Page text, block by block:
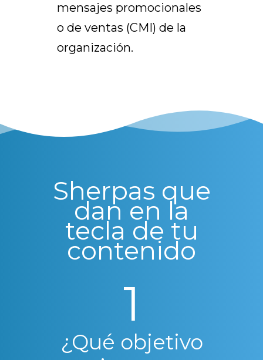
mensajes promocionales
o de ventas (CMI) de la
organización.
Sherpas que
dan en la
tecla de tu
contenido
1
¿Qué objetivo